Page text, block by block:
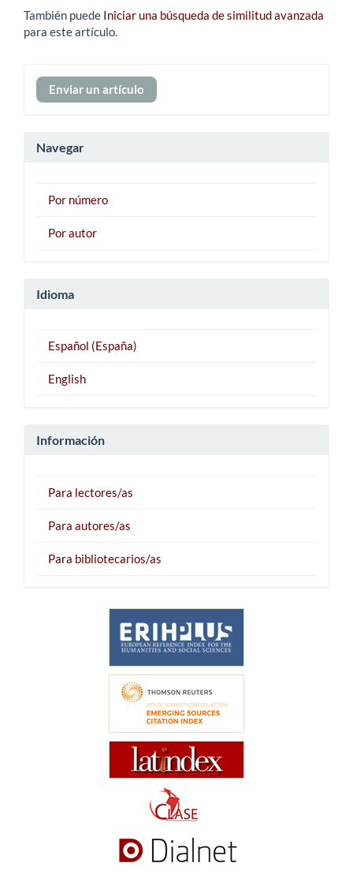
También puede Iniciar una búsqueda de similitud avanzada
para este artículo.
Enviar
un
Enviar un artículo
Navegar
Por número
Por autor
Idioma
Español (España)
English
Información
Para lectores/as
Para autores/as
Para bibliotecarios/as